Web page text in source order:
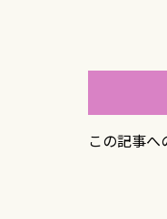
この記事へ